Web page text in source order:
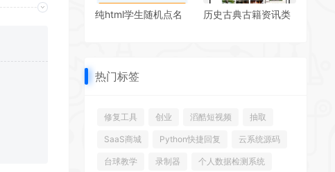
纯html学生随机点名
历史古典古籍资讯类
热门标签
修复工具 创业 滔酷短视频 抽取
SaaS商城 Python快捷回复 云系统源码
台球教学 录制器 个人数据检测系统